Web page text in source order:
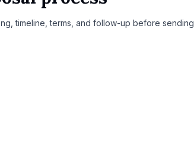
timeline, terms, and follow-up before sending